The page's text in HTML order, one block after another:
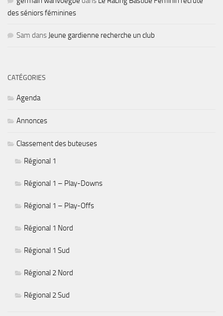
des séniors féminines
Sam dans Jeune gardienne recherche un club
CATÉGORIES
Agenda
Annonces
Classement des buteuses
Régional 1
Régional 1 – Play-Downs
Régional 1 – Play-Offs
Régional 1 Nord
Régional 1 Sud
Régional 2 Nord
Régional 2 Sud